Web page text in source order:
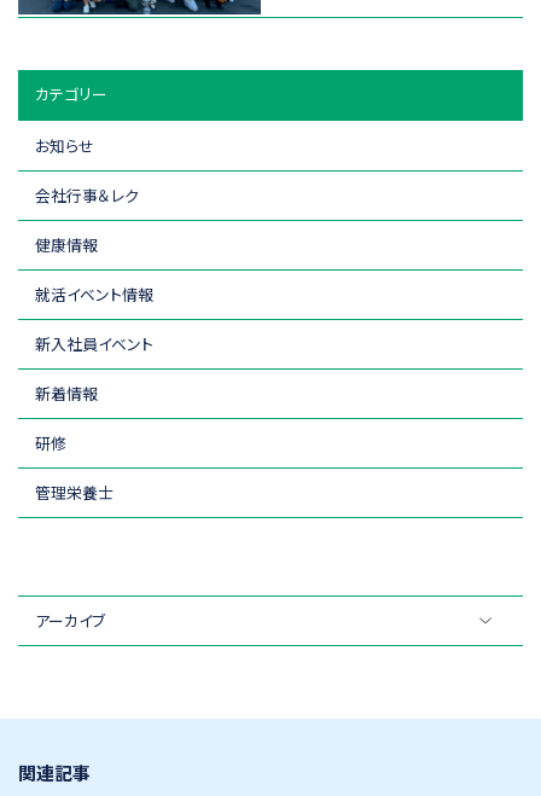
カテゴリー
お知らせ
会社行事＆レク
健康情報
就活イベント情報
新入社員イベント
新着情報
研修
管理栄養士
アーカイブ
関連記事